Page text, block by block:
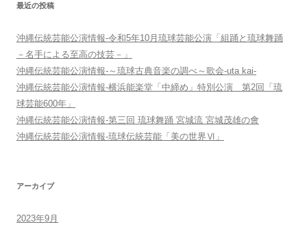
最近の投稿
沖縄伝統芸能公演情報-令和5年10月琉球芸能公演「組踊と琉球舞踊
－名手による至高の技芸－」
沖縄伝統芸能公演情報-～琉球古典音楽の調べ～歌会-uta kai-
沖縄伝統芸能公演情報-横浜能楽堂「中締め」特別公演 第2回「琉
球芸能600年」
沖縄伝統芸能公演情報-第三回 琉球舞踊 宮城流 宮城茂雄の會
沖縄伝統芸能公演情報-琉球伝統芸能「美の世界Ⅵ」
アーカイブ
2023年9月